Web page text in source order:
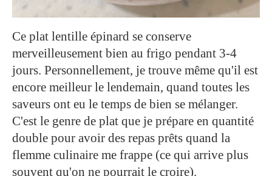
Ce plat lentille épinard se conserve
merveilleusement bien au frigo pendant 3-4
jours. Personnellement, je trouve même qu'il est
encore meilleur le lendemain, quand toutes les
saveurs ont eu le temps de bien se mélanger.
C'est le genre de plat que je prépare en quantité
double pour avoir des repas prêts quand la
flemme culinaire me frappe (ce qui arrive plus
souvent qu'on ne pourrait le croire).